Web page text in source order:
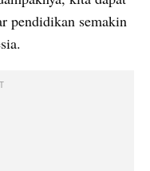
pendidikan semakin